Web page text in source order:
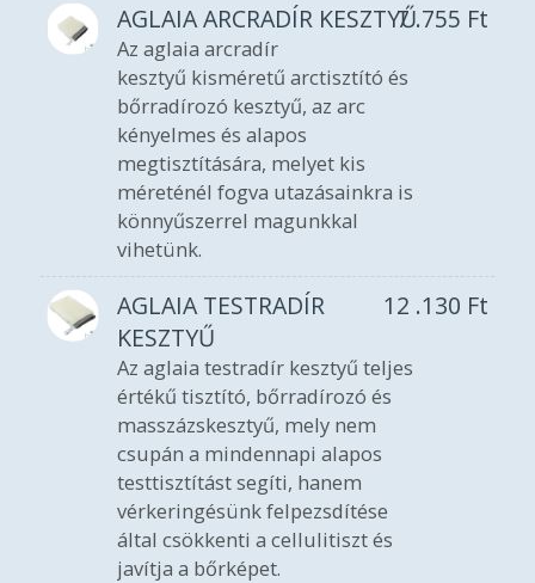
AGLAIA ARCRADÍR KESZTYŰ7 .755 Ft
Az aglaia arcradír
kesztyű kisméretű arctisztító és
bőrradírozó kesztyű, az arc
kényelmes és alapos
megtisztítására, melyet kis
méreténél fogva utazásainkra is
könnyűszerrel magunkkal
vihetünk.
AGLAIA TESTRADÍR
KESZTYŰ
12 .130 Ft
Az aglaia testradír kesztyű teljes
értékű tisztító, bőrradírozó és
masszázskesztyű, mely nem
csupán a mindennapi alapos
testtisztítást segíti, hanem
vérkeringésünk felpezsdítése
által csökkenti a cellulitiszt és
javítja a bőrképet.